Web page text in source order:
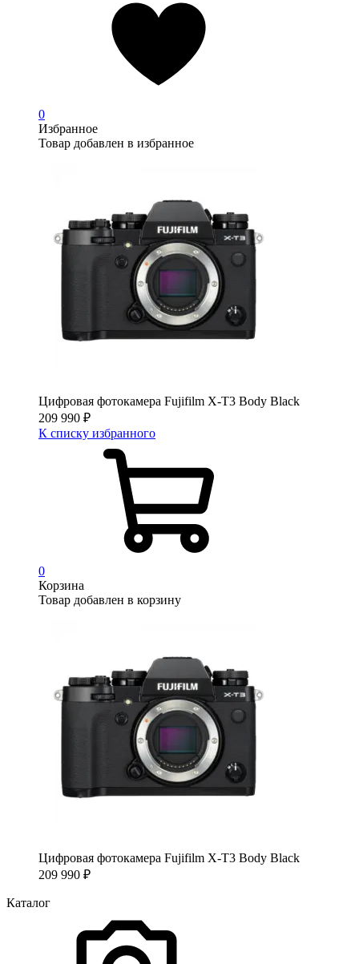
0
Избранное
Товар добавлен в избранное
Цифровая фотокамера Fujifilm X-T3 Body Black
209 990 ₽
К списку избранного
0
Корзина
Товар добавлен в корзину
Цифровая фотокамера Fujifilm X-T3 Body Black
209 990 ₽
Каталог